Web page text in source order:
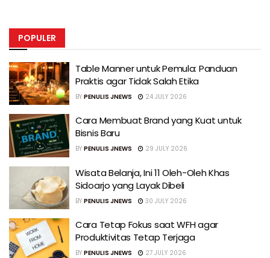
POPULER
Table Manner untuk Pemula: Panduan
Praktis agar Tidak Salah Etika
BY PENULIS JNEWS 24 JULY 2026
Cara Membuat Brand yang Kuat untuk
Bisnis Baru
BY PENULIS JNEWS 29 JULY 2026
Wisata Belanja, Ini 11 Oleh-Oleh Khas
Sidoarjo yang Layak Dibeli
BY PENULIS JNEWS 30 JULY 2026
Cara Tetap Fokus saat WFH agar
Produktivitas Tetap Terjaga
BY PENULIS JNEWS 27 JULY 2026